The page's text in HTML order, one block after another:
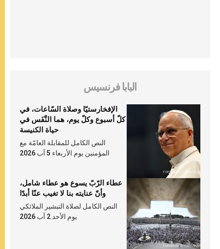
البابا فرنسيس
الإفخارستيّا وصلاة السّاعات، في
كلّ أسبوع وكلّ يوم، هما النَّفَس في
حياة الكنيسة
النص الكامل للمقابلة العامّة مع
المؤمنين يوم الأربعاء 5 آب 2026
عطاء الرّبّ يسوع هو عطاء شامل،
وأنّ عنايته بنا لا تغيب عنّا أبدًا
النص الكامل لصلاة التبشير الملائكي
يوم الأحد 2 آب 2026